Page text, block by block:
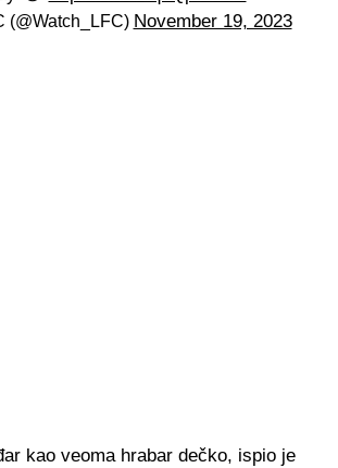
(@Watch_LFC) November 19, 2023
kao veoma hrabar dečko, ispio je